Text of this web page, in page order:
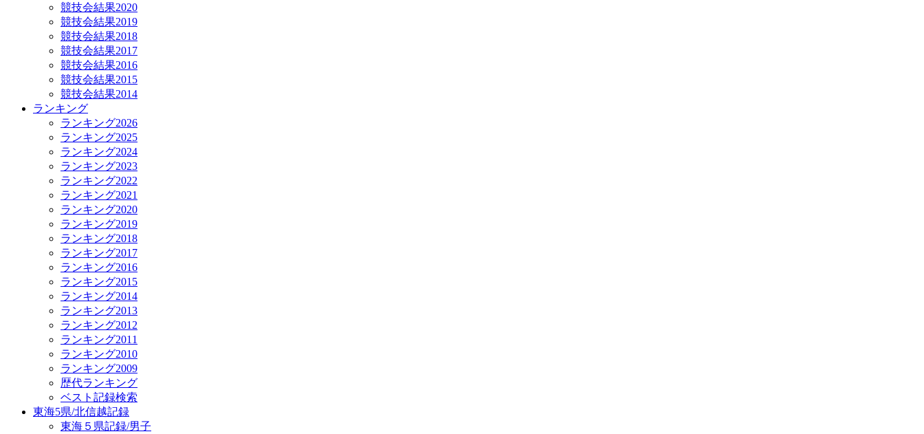
競技会結果2020
競技会結果2019
競技会結果2018
競技会結果2017
競技会結果2016
競技会結果2015
競技会結果2014
ランキング
ランキング2026
ランキング2025
ランキング2024
ランキング2023
ランキング2022
ランキング2021
ランキング2020
ランキング2019
ランキング2018
ランキング2017
ランキング2016
ランキング2015
ランキング2014
ランキング2013
ランキング2012
ランキング2011
ランキング2010
ランキング2009
歴代ランキング
ベスト記録検索
東海5県/北信越記録
東海５県記録/男子